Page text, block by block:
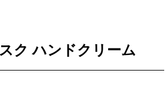
ク ハンドクリーム